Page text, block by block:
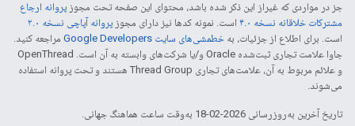
جز در مواردی که غیراز این ذکر شده باشد، محتوای این صفحه تحت مجوز پروانه ارجاع
مشترکات خلاقانه نسخه ۴.۰
است. نمونه کدها نیز دارای مجوز پروانه آپاچی نسخه ۲.۰
است. برای اطلاع از جزئیات، به خطمشی‌های سایت Google Developers‏
مراجعه کنید.
جاوا علامت تجاری ثبت‌شده Oracle و/یا شرکت‌های وابسته به آن است. ‫OpenThread
و علائم مربوط به آن، علامت‌های تجاری Thread Group هستند و تحت پروانه استفاده
می‌شوند.
تاریخ آخرین به‌روزرسانی 2026-02-18 به‌وقت ساعت هماهنگ جهانی.